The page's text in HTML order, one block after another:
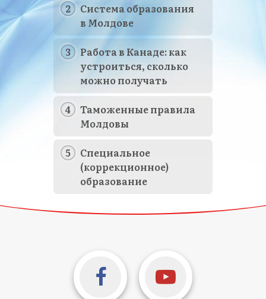
Система образования
в Молдове
Работа в Канаде: как
устроиться, сколько
можно получать
Таможенные правила
Молдовы
Специальное
(коррекционное)
образование